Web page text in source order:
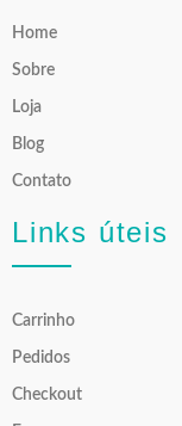
Home
Sobre
Loja
Blog
Contato
Links úteis
Carrinho
Pedidos
Checkout